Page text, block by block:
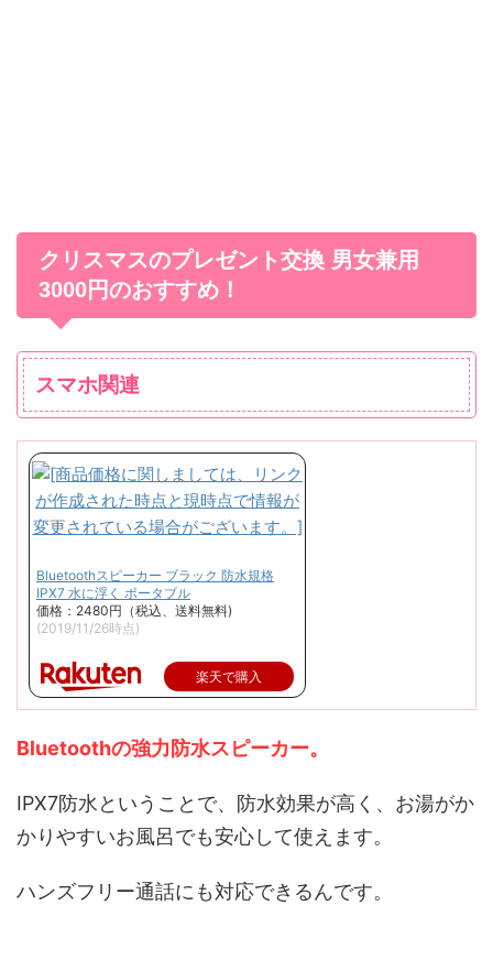
クリスマスのプレゼント交換 男女兼用
3000円のおすすめ！
スマホ関連
Bluetoothスピーカー ブラック 防水規格
IPX7 水に浮く ポータブル
価格：2480円（税込、送料無料)
(2019/11/26時点)
楽天で購入
Bluetoothの強力防水スピーカー。
IPX7防水ということで、防水効果が高く、お湯がか
かりやすいお風呂でも安心して使えます。
ハンズフリー通話にも対応できるんです。